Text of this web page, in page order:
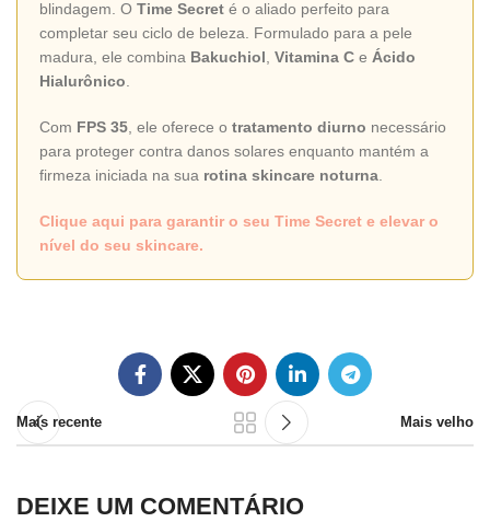
blindagem. O Time Secret é o aliado perfeito para
completar seu ciclo de beleza. Formulado para a pele
madura, ele combina Bakuchiol, Vitamina C e Ácido
Hialurônico.
Com FPS 35, ele oferece o tratamento diurno necessário
para proteger contra danos solares enquanto mantém a
firmeza iniciada na sua rotina skincare noturna.
Clique aqui para garantir o seu Time Secret e elevar o
nível do seu skincare.
Mais recente Mais velho
DEIXE UM COMENTÁRIO